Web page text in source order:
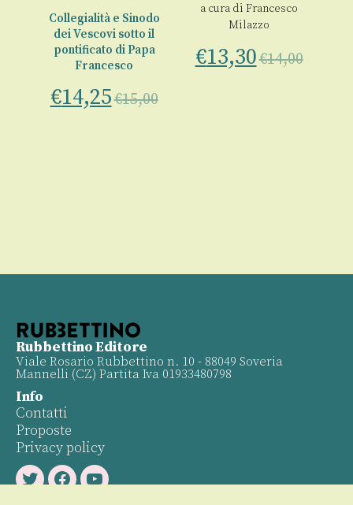
Collegialità e Sinodo
dei Vescovi sotto il
pontificato di Papa
Francesco
€14,25€15,00
a cura di Francesco
Milazzo
€13,30€14,00
Rubbettino Editore
Viale Rosario Rubbettino n. 10 - 88049 Soveria
Mannelli (CZ) Partita Iva 01933480798
Info
Contatti
Proposte
Privacy policy
TwitterFacebookYoutube